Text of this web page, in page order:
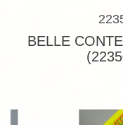
BELLE